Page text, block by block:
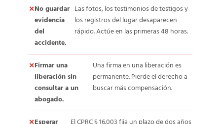
No guardar
evidencia
del
accidente.
Las fotos, los testimonios de testigos y
los registros del lugar desaparecen
rápido. Actúe en las primeras 48 horas.
Firmar una
liberación sin
consultar a un
abogado.
Una firma en una liberación es
permanente. Pierde el derecho a
buscar más compensación.
Esperar El CPRC § 16.003 fija un plazo de dos años